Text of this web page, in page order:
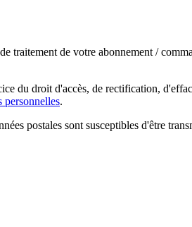
traitement de votre abonnement /
du droit d'accès, de rectification,
personnelles.
postales sont susceptibles d'être